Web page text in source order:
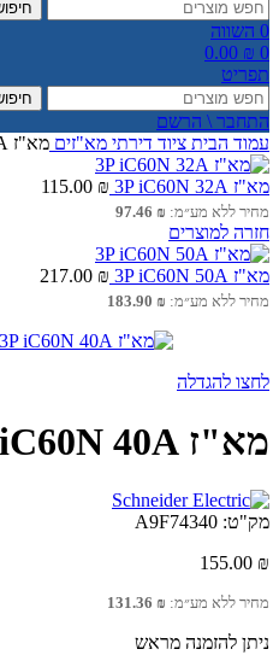
0 השווה
0
0.00 ₪
תפריט
התחבר \ הרשם
עמוד הבית ציוד דירתי מא"זים מא"ז 3P iC60N 40A
מא"ז 3P iC60N 32A 115.00 ₪
מחיר ללא מע״מ: 97.46 ₪
חזרה למוצרים
מא"ז 3P iC60N 50A 217.00 ₪
מחיר ללא מע״מ: 183.90 ₪
לחצו להגדלה
מא"ז 3P iC60N 40A
מק"ט: A9F74340
155.00 ₪
מחיר ללא מע״מ: 131.36 ₪
ניתן להזמנה מראש